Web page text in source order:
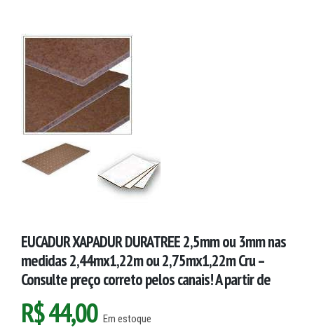
EUCADUR XAPADUR DURATREE 2,5mm ou 3mm nas
medidas 2,44mx1,22m ou 2,75mx1,22m Cru –
Consulte preço correto pelos canais! A partir de
R$44,00 Em estoque